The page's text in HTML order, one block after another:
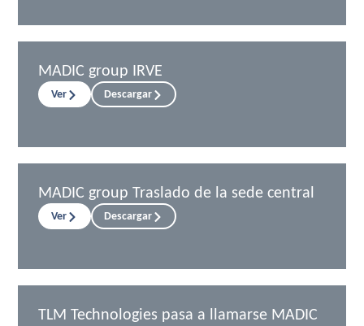
MADIC group IRVE
Ver Descargar
MADIC group Traslado de la sede central
Ver Descargar
TLM Technologies pasa a llamarse MADIC